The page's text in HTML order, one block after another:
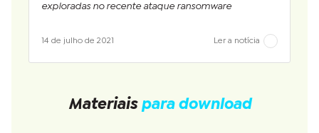
exploradas no recente ataque ransomware
14 de julho de 2021 Ler a notícia
Materiais para download